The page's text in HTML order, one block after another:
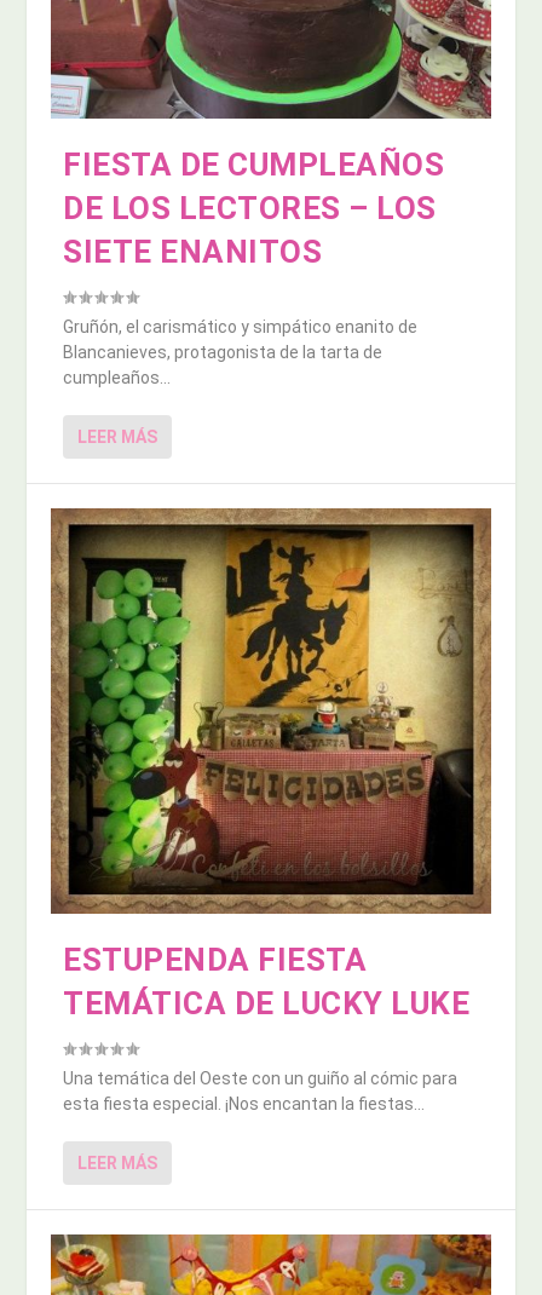
FIESTA DE CUMPLEAÑOS
DE LOS LECTORES – LOS
SIETE ENANITOS
Gruñón, el carismático y simpático enanito de
Blancanieves, protagonista de la tarta de
cumpleaños...
LEER MÁS
ESTUPENDA FIESTA
TEMÁTICA DE LUCKY LUKE
Una temática del Oeste con un guiño al cómic para
esta fiesta especial. ¡Nos encantan la fiestas...
LEER MÁS